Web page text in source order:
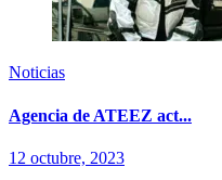
Noticias
Agencia de ATEEZ act...
12 octubre, 2023